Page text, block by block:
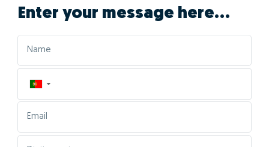
Enter your message here...
▼